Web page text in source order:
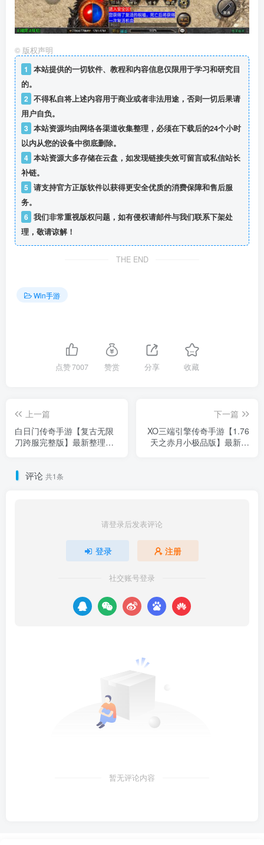
© 版权声明
1
本站提供的一切软件、教程和内容信息仅限用于学习和研究目
的。
2 不得私自将上述内容用于商业或者非法用途，否则一切后果请
用户自负。
3 本站资源均由网络各渠道收集整理，必须在下载后的24个小时
以内从您的设备中彻底删除。
4 本站资源大多存储在云盘，如发现链接失效可留言或私信站长
补链。
5 请支持官方正版软件以获得更安全优质的消费保障和售后服
务。
6 我们非常重视版权问题，如有侵权请邮件与我们联系下架处
理，敬请谅解！
THE END
Win手游
点赞7007 赞赏 分享 收藏
上一篇
白日门传奇手游【复古无限
刀跨服完整版】最新整理
程
下一篇
XO三端引擎传奇手游【1.76
天之赤月小极品版】最新整
评论 共1条
请登录后发表评论
登录 注册
社交账号登录
暂无评论内容